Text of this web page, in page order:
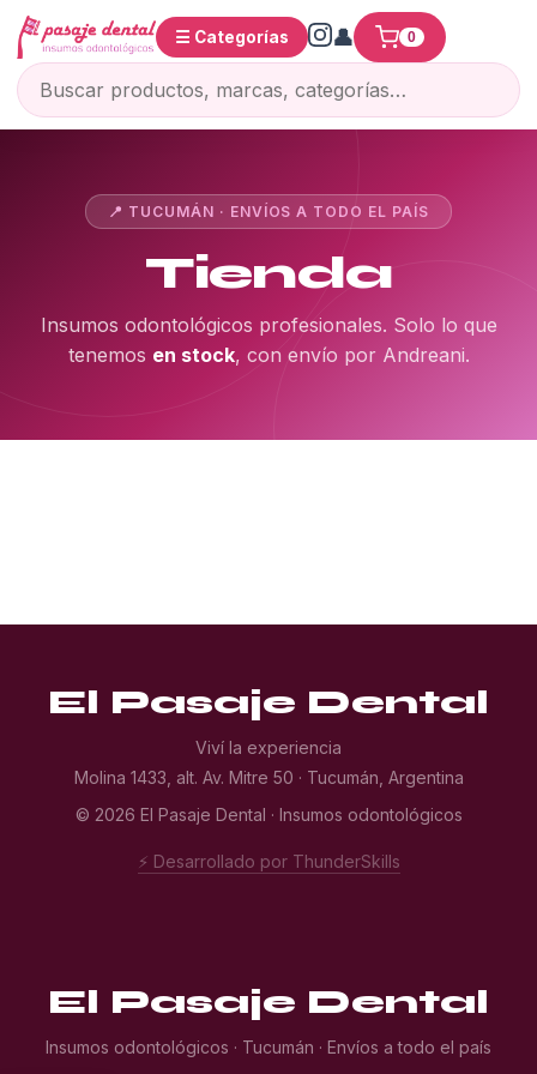
☰ Categorías 0
📍 TUCUMÁN · ENVÍOS A TODO EL PAÍS
Tienda
Insumos odontológicos profesionales. Solo lo que
tenemos en stock, con envío por Andreani.
El Pasaje Dental
Viví la experiencia
Molina 1433, alt. Av. Mitre 50 · Tucumán, Argentina
© 2026 El Pasaje Dental · Insumos odontológicos
⚡ Desarrollado por ThunderSkills
El Pasaje Dental
Insumos odontológicos · Tucumán · Envíos a todo el país